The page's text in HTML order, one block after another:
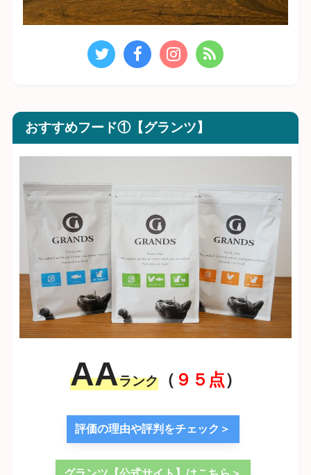
おすすめフード①【グランツ】
AAランク（ ９５点）
評価の理由や評判をチェック＞